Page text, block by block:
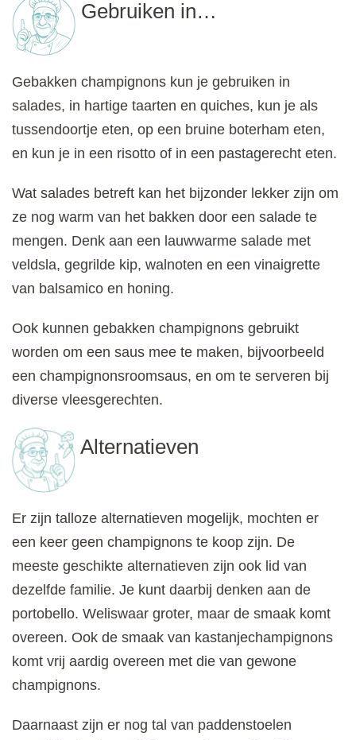
Gebruiken in…
Gebakken champignons kun je gebruiken in
salades, in hartige taarten en quiches, kun je als
tussendoortje eten, op een bruine boterham eten,
en kun je in een risotto of in een pastagerecht eten.
Wat salades betreft kan het bijzonder lekker zijn om
ze nog warm van het bakken door een salade te
mengen. Denk aan een lauwwarme salade met
veldsla, gegrilde kip, walnoten en een vinaigrette
van balsamico en honing.
Ook kunnen gebakken champignons gebruikt
worden om een saus mee te maken, bijvoorbeeld
een champignonsroomsaus, en om te serveren bij
diverse vleesgerechten.
Alternatieven
Er zijn talloze alternatieven mogelijk, mochten er
een keer geen champignons te koop zijn. De
meeste geschikte alternatieven zijn ook lid van
dezelfde familie. Je kunt daarbij denken aan de
portobello. Weliswaar groter, maar de smaak komt
overeen. Ook de smaak van kastanjechampignons
komt vrij aardig overeen met die van gewone
champignons.
Daarnaast zijn er nog tal van paddenstoelen